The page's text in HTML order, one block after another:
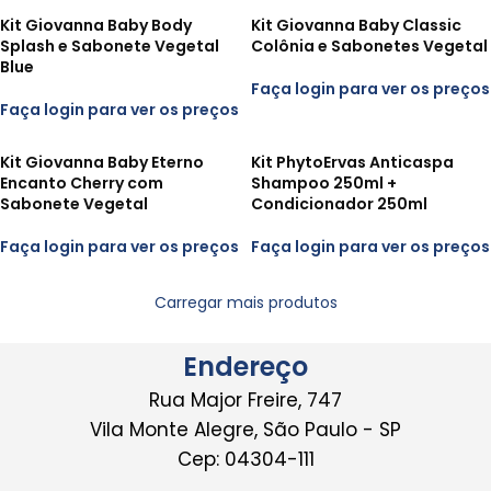
Kit Giovanna Baby Body
Splash e Sabonete Vegetal
Blue
Faça login para ver os preços
Kit Giovanna Baby Classic
Colônia e Sabonetes Vegetal
Faça login para ver os preços
Kit Giovanna Baby Eterno
Encanto Cherry com
Sabonete Vegetal
Faça login para ver os preços
Kit PhytoErvas Anticaspa
Shampoo 250ml +
Condicionador 250ml
Faça login para ver os preços
Carregar mais produtos
Endereço
Rua Major Freire, 747
Vila Monte Alegre, São Paulo - SP
Cep: 04304-111